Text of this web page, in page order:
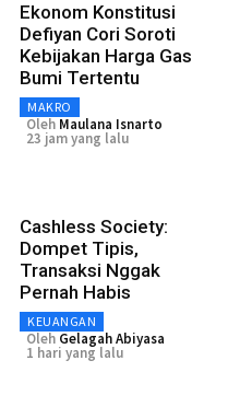
Ekonom Konstitusi
Defiyan Cori Soroti
Kebijakan Harga Gas
Bumi Tertentu
MAKRO
Oleh Maulana Isnarto
23 jam yang lalu
Cashless Society:
Dompet Tipis,
Transaksi Nggak
Pernah Habis
KEUANGAN
Oleh Gelagah Abiyasa
1 hari yang lalu